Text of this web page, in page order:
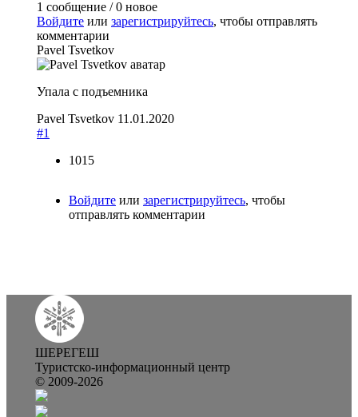
1 сообщение / 0 новое
Войдите или зарегистрируйтесь, чтобы отправлять
комментарии
Pavel Tsvetkov
Упала с подъемника
Pavel Tsvetkov 11.01.2020
#1
1015
Войдите или зарегистрируйтесь, чтобы
отправлять комментарии
ШЕРЕГЕШ
Туристско-информационный центр
© 2009-2026